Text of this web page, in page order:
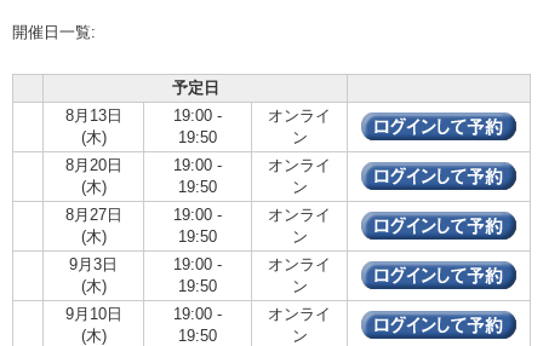
開催日一覧:
予定日
8月13日
(木)
19:00 -
19:50
オンライ
ン
8月20日
(木)
19:00 -
19:50
オンライ
ン
8月27日
(木)
19:00 -
19:50
オンライ
ン
9月3日
(木)
19:00 -
19:50
オンライ
ン
9月10日
(木)
19:00 -
19:50
オンライ
ン